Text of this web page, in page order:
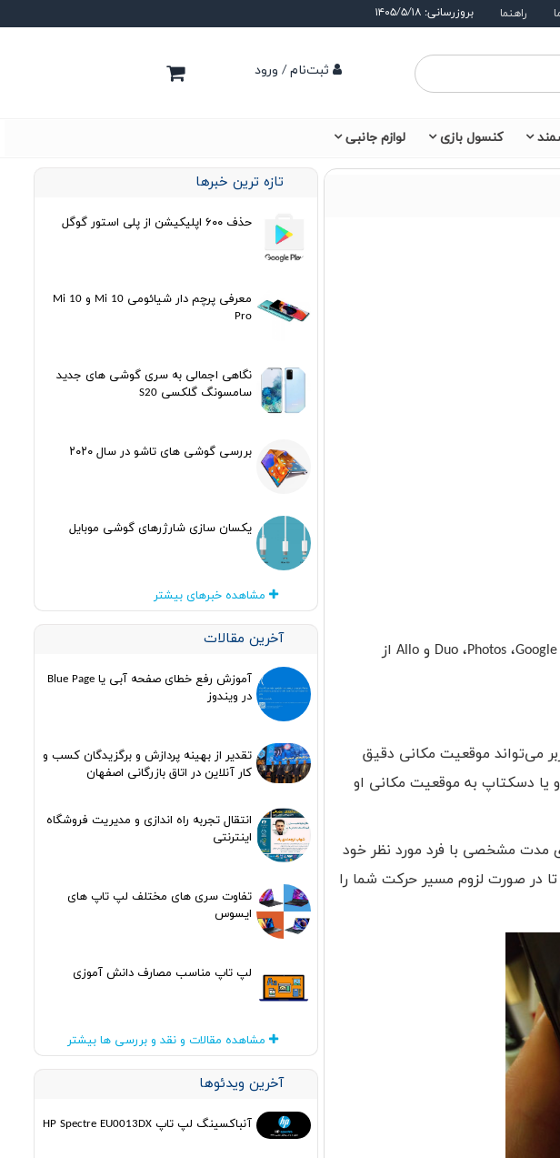
راهنما بروزرسانی: ۱۴۰۵/۵/۱۸
ثبت‌نام / ورود
کنسول بازی لوازم جانبی
، Photos، Duo و Alloاز
می‌تواند موقعیت مکانی دقیق
و یا دسکتاپ به موقعیت مکانی او
مدت مشخصی با فرد مورد نظر خود
در صورت لزوم مسیر حرکت شما را
تازه ترین خبرها
حذف ۶۰۰ اپلیکیشن از پلی استور گوگل
معرفی پرچم دار شیائومی Mi 10 و Mi 10
Pro
نگاهی اجمالی به سری گوشی های جدید
سامسونگ گلکسی S20
بررسی گوشی های تاشو در سال ۲۰۲۰
یکسان سازی شارژرهای گوشی موبایل
مشاهده خبرهای بیشتر
آخرین مقالات
آموزش رفع خطای صفحه آبی یا Blue Page
در ویندوز
تقدیر از بهینه پردازش و برگزیدگان کسب و
کار آنلاین در اتاق بازرگانی اصفهان
انتقال تجربه راه اندازی و مدیریت فروشگاه
اینترنتی
تفاوت سری های مختلف لپ تاپ های
ایسوس
لپ تاپ مناسب مصارف دانش آموزی
مشاهده مقالات و نقد و بررسی ها بیشتر
آخرین ویدئوها
آنباکسینگ لپ تاپ HP Spectre EU0013DX